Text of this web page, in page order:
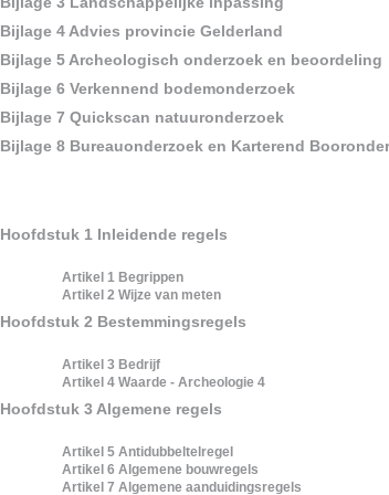
Bijlage 4 Advies provincie Gelderland
Bijlage 5 Archeologisch onderzoek en beoordeling
Bijlage 6 Verkennend bodemonderzoek
Bijlage 7 Quickscan natuuronderzoek
Bijlage 8 Bureauonderzoek en Karterend
Hoofdstuk 1 Inleidende regels
Artikel 1 Begrippen
Artikel 2 Wijze van meten
Hoofdstuk 2 Bestemmingsregels
Artikel 3 Bedrijf
Artikel 4 Waarde - Archeologie 4
Hoofdstuk 3 Algemene regels
Artikel 5 Antidubbeltelregel
Artikel 6 Algemene bouwregels
Artikel 7 Algemene aanduidingsregels